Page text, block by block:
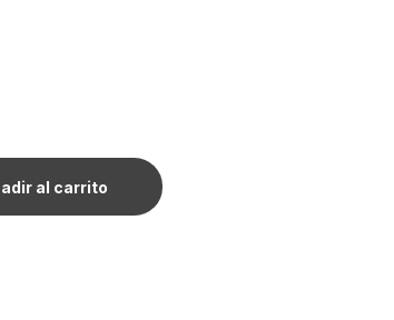
100L/H DC. cantidad
al carrito